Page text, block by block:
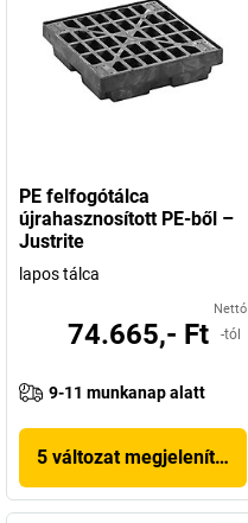
PE felfogótálca
újrahasznosított PE-ből –
Justrite
lapos tálca
Nettó
74.665,- Ft -tól
9-11 munkanap alatt
5 változat megjelenítése